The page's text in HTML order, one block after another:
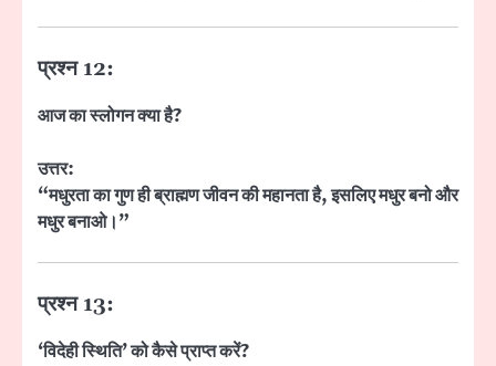
प्रश्न 12:
आज का स्लोगन क्या है?
उत्तर:
“मधुरता का गुण ही ब्राह्मण जीवन की महानता है, इसलिए मधुर बनो और
मधुर बनाओ।”
प्रश्न 13:
‘विदेही स्थिति’ को कैसे प्राप्त करें?